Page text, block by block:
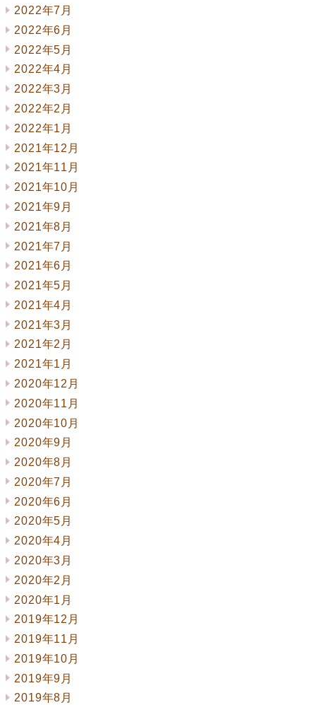
2022年7月
2022年6月
2022年5月
2022年4月
2022年3月
2022年2月
2022年1月
2021年12月
2021年11月
2021年10月
2021年9月
2021年8月
2021年7月
2021年6月
2021年5月
2021年4月
2021年3月
2021年2月
2021年1月
2020年12月
2020年11月
2020年10月
2020年9月
2020年8月
2020年7月
2020年6月
2020年5月
2020年4月
2020年3月
2020年2月
2020年1月
2019年12月
2019年11月
2019年10月
2019年9月
2019年8月